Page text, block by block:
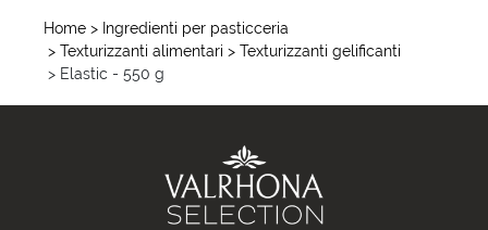
Home > Ingredienti per pasticceria
> Texturizzanti alimentari > Texturizzanti gelificanti
> Elastic - 550 g